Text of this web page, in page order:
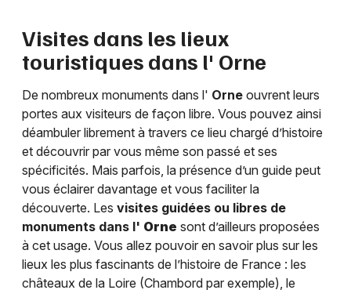
Visites dans les lieux
touristiques dans l' Orne
De nombreux monuments dans l' Orne ouvrent leurs
portes aux visiteurs de façon libre. Vous pouvez ainsi
déambuler librement à travers ce lieu chargé d’histoire
et découvrir par vous même son passé et ses
spécificités. Mais parfois, la présence d’un guide peut
vous éclairer davantage et vous faciliter la
découverte. Les visites guidées ou libres de
monuments dans l' Orne sont d’ailleurs proposées
à cet usage. Vous allez pouvoir en savoir plus sur les
lieux les plus fascinants de l’histoire de France : les
châteaux de la Loire (Chambord par exemple), le